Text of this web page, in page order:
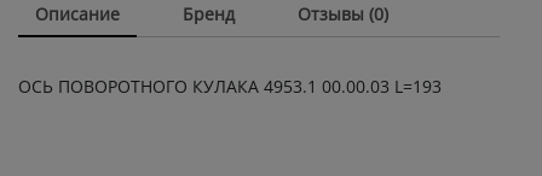
Описание Бренд Отзывы (0)
ОСЬ ПОВОРОТНОГО КУЛАКА 4953.1 00.00.03 L=193